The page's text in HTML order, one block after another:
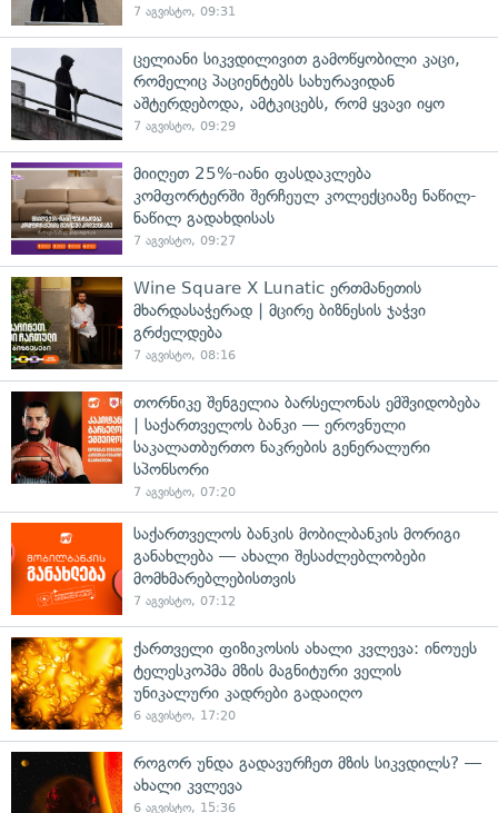
7 აგვისტო, 09:31
ცელიანი სიკვდილივით გამოწყობილი კაცი,
რომელიც პაციენტებს სახურავიდან
აშტერდებოდა, ამტკიცებს, რომ ყვავი იყო
7 აგვისტო, 09:29
მიიღეთ 25%-იანი ფასდაკლება
კომფორტერში შერჩეულ კოლექციაზე ნაწილ-
ნაწილ გადახდისას
7 აგვისტო, 09:27
Wine Square X Lunatic ერთმანეთის
მხარდასაჭერად | მცირე ბიზნესის ჯაჭვი
გრძელდება
7 აგვისტო, 08:16
თორნიკე შენგელია ბარსელონას ემშვიდობება
| საქართველოს ბანკი — ეროვნული
საკალათბურთო ნაკრების გენერალური
სპონსორი
7 აგვისტო, 07:20
საქართველოს ბანკის მობილბანკის მორიგი
განახლება — ახალი შესაძლებლობები
მომხმარებლებისთვის
7 აგვისტო, 07:12
ქართველი ფიზიკოსის ახალი კვლევა: ინოუეს
ტელესკოპმა მზის მაგნიტური ველის
უნიკალური კადრები გადაიღო
6 აგვისტო, 17:20
როგორ უნდა გადავურჩეთ მზის სიკვდილს? —
ახალი კვლევა
6 აგვისტო, 15:36